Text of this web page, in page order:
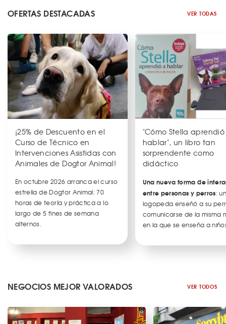
OFERTAS DESTACADAS VER TODAS
¡25% de Descuento en el
Curso de Técnico en
Intervenciones Asistidas con
Animales de Dogtor Animal!
En octubre 2026 arranca el curso
estrella de Dogtor Animal: 70
horas de teoría y práctica a lo
largo de 5 fines de semana
alternos.
"Cómo Stella
hablar", un libro tan
sorprendente como
didáctico
Una nueva forma de
entre personas y perros:
logopeda enseñó a su
comunicarse de la misma
en la que se enseña a
NEGOCIOS MEJOR VALORADOS VER TODOS